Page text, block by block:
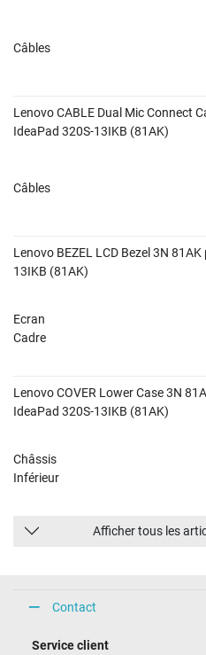
Câbles
Lenovo CABLE Dual Mic Connect
IdeaPad 320S-13IKB (81AK)
Câbles
Lenovo BEZEL LCD Bezel 3N
13IKB (81AK)
Ecran
Cadre
Lenovo COVER Lower Case 3N
IdeaPad 320S-13IKB (81AK)
Châssis
Inférieur
Afficher tous les
Contact
Service client